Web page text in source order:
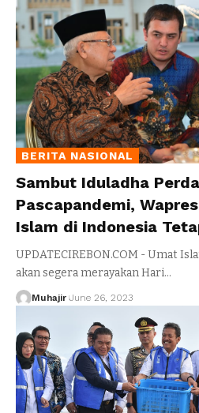
BERITA NASIONAL
Sambut Iduladha
Pascapandemi,
Islam di Indonesia
UPDATECIREBON.COM - Umat
akan segera merayakan Hari…
Muhajir June 26, 2023